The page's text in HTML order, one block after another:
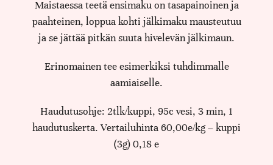
Maistaessa teetä ensimaku on tasapainoinen ja
paahteinen, loppua kohti jälkimaku mausteutuu
ja se jättää pitkän suuta hivelevän jälkimaun.
Erinomainen tee esimerkiksi tuhdimmalle
aamiaiselle.
Haudutusohje: 2tlk/kuppi, 95c vesi, 3 min, 1
haudutuskerta. Vertailuhinta 60,00e/kg – kuppi
(3g) 0,18 e